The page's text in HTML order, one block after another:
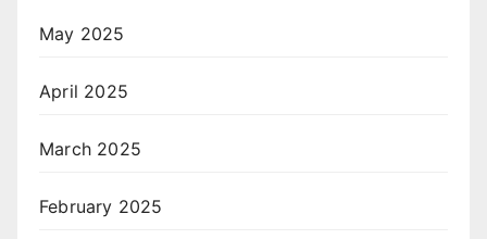
May 2025
April 2025
March 2025
February 2025